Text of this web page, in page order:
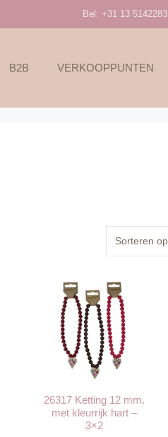
Bel: +31 13 5142283
B2B VERKOOPPUNTEN
26317 Ketting 12 mm.
met kleurrijk hart –
3×2